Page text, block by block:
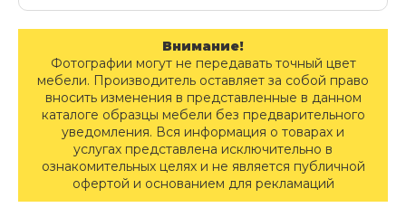
Внимание!
Фотографии могут не передавать точный цвет
мебели. Производитель оставляет за собой право
вносить изменения в представленные в данном
каталоге образцы мебели без предварительного
уведомления. Вся информация о товарах и
услугах представлена исключительно в
ознакомительных целях и не является публичной
офертой и основанием для рекламаций